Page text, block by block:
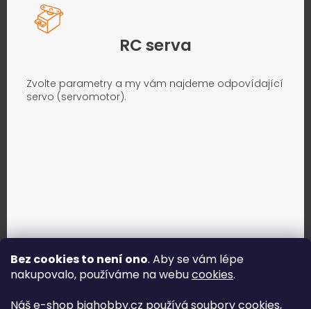
Bez cookies to není ono. Aby se vám lépe
nakupovalo, používáme na webucookies.
Náš e-shop bighobby.cz používá soubory cookies,
RC serva
Zvolte parametry a my vám najdeme odpovídající
servo (servomotor).
Jak vybrat správné servo?